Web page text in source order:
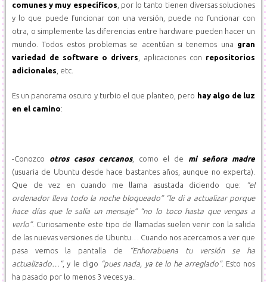
comunes y muy específicos , por lo tanto tienen diversas soluciones
y lo que puede funcionar con una versión, puede no funcionar con
otra, o simplemente las diferencias entre hardware pueden hacer un
mundo. Todos estos problemas se acentúan si tenemos una gran
variedad de software o drivers , aplicaciones con repositorios
adicionales , etc.
Es un panorama oscuro y turbio el que planteo, pero hay algo de luz
en el camino:
-Conozco otros casos cercanos, como el de mi señora madre
(usuaria de Ubuntu desde hace bastantes años, aunque no experta).
Que de vez en cuando me llama asustada diciendo que:
“el
ordenador lleva todo la noche bloqueado” “le di a actualizar porque
hace días que le salía un mensaje” “no lo toco hasta que vengas a
verlo”. Curiosamente este tipo de llamadas suelen venir con la salida
de las nuevas versiones de Ubuntu… Cuando nos acercamos a ver que
pasa vemos la pantalla de
“Enhorabuena tu versión se ha
actualizado…”, y le digo “pues nada, ya te lo he arreglado”. Esto nos
ha pasado por lo menos 3 veces ya..